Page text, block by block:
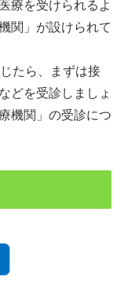
療を受けられるよ
関」が設けられて
たら、まずは接
どを受診しましょ
機関」の受診につ